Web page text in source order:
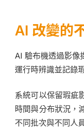
AI 改變的
AI 驗布機透過影像
運行時辨識並記錄
系統可以保留瑕疵
時間與分布狀況，
不同批次與不同人